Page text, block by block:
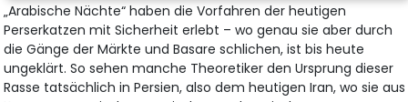
„Arabische Nächte“ haben die Vorfahren der heutigen
Perserkatzen mit Sicherheit erlebt – wo genau sie aber durch
die Gänge der Märkte und Basare schlichen, ist bis heute
ungeklärt. So sehen manche Theoretiker den Ursprung dieser
Rasse tatsächlich in Persien, also dem heutigen Iran, wo sie aus